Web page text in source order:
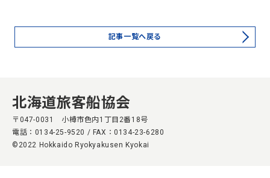
記事一覧へ戻る
北海道旅客船協会
〒047-0031 小樽市色内1丁目2番18号
電話：0134-25-9520 / FAX：0134-23-6280
©️2022 Hokkaido Ryokyakusen Kyokai